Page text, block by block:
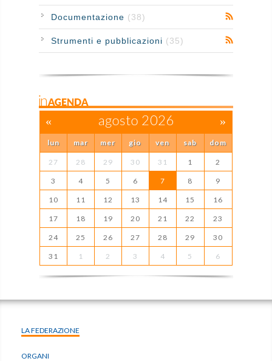
Documentazione (38)
Strumenti e pubblicazioni (35)
inAGENDA
« agosto 2026 »
lun mar mer gio ven sab dom
27 28 29 30 31 1 2
3 4 5 6 7 8 9
10 11 12 13 14 15 16
17 18 19 20 21 22 23
24 25 26 27 28 29 30
31 1 2 3 4 5 6
LA FEDERAZIONE
ORGANI